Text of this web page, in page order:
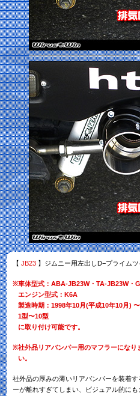
【 JB23 】ジムニー用左出しD−プライム
※車体型式：ABA-JB23W・TA-JB23W・
エンジン型式：K6A
製造時期：1998年10月(平成10年10月)
1型〜10型
に取り付け可能です。
※社外品リアバンパー用のマフラーにな
い。
社外品の厚みの薄いリアバンパーを装着
ーが離れすぎてしまい、ビジュアル的に